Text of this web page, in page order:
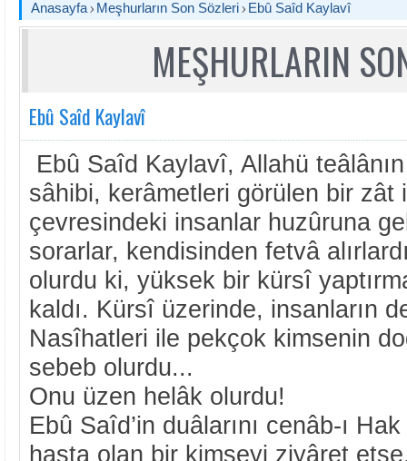
Anasayfa Meşhurların Son Sözleri Ebû Saîd Kaylavî
MEŞHURLARIN
Ebû Saîd Kaylavî
Ebû Saîd Kaylavî, Allahü
sâhibi, kerâmetleri görülen bir zât
çevresindeki insanlar huzûruna
sorarlar, kendisinden fetvâ
olurdu ki, yüksek bir kürsî
kaldı. Kürsî üzerinde, insanların
Nasîhatleri ile pekçok kimsenin
sebeb olurdu...
Onu üzen helâk olurdu!
Ebû Saîd’in duâlarını cenâb-ı
hasta olan bir kimseyi ziyâret